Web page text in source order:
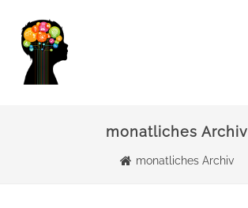
monatliches Archiv
monatliches Archiv